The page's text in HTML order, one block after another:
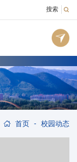
搜索
首页 - 校园动态